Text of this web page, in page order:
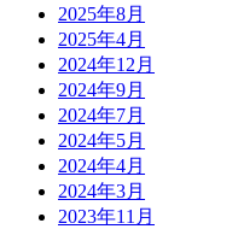
2025年8月
2025年4月
2024年12月
2024年9月
2024年7月
2024年5月
2024年4月
2024年3月
2023年11月